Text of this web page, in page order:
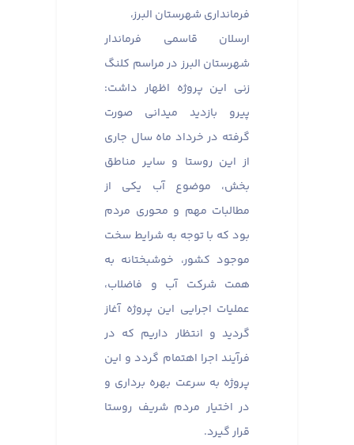
فرمانداری شهرستان البرز،
ارسلان قاسمی فرماندار
شهرستان البرز در مراسم کلنگ
زنی این پروژه اظهار داشت:
پیرو بازدید میدانی صورت
گرفته در خرداد ماه سال جاری
از این روستا و سایر مناطق
بخش، موضوع آب یکی از
مطالبات مهم و محوری مردم
بود که با توجه به شرایط سخت
موجود کشور، خوشبختانه به
همت شرکت آب و فاضلاب،
عملیات اجرایی این پروژه آغاز
گردید و انتظار داریم که در
فرآیند اجرا اهتمام گردد و این
پروژه به سرعت بهره برداری و
در اختیار مردم شریف روستا
قرار گیرد.